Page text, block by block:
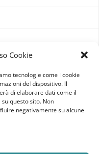
Cookie
tecnologie come i cookie
del dispositivo. Il
di elaborare dati come il
questo sito. Non
negativamente su alcune